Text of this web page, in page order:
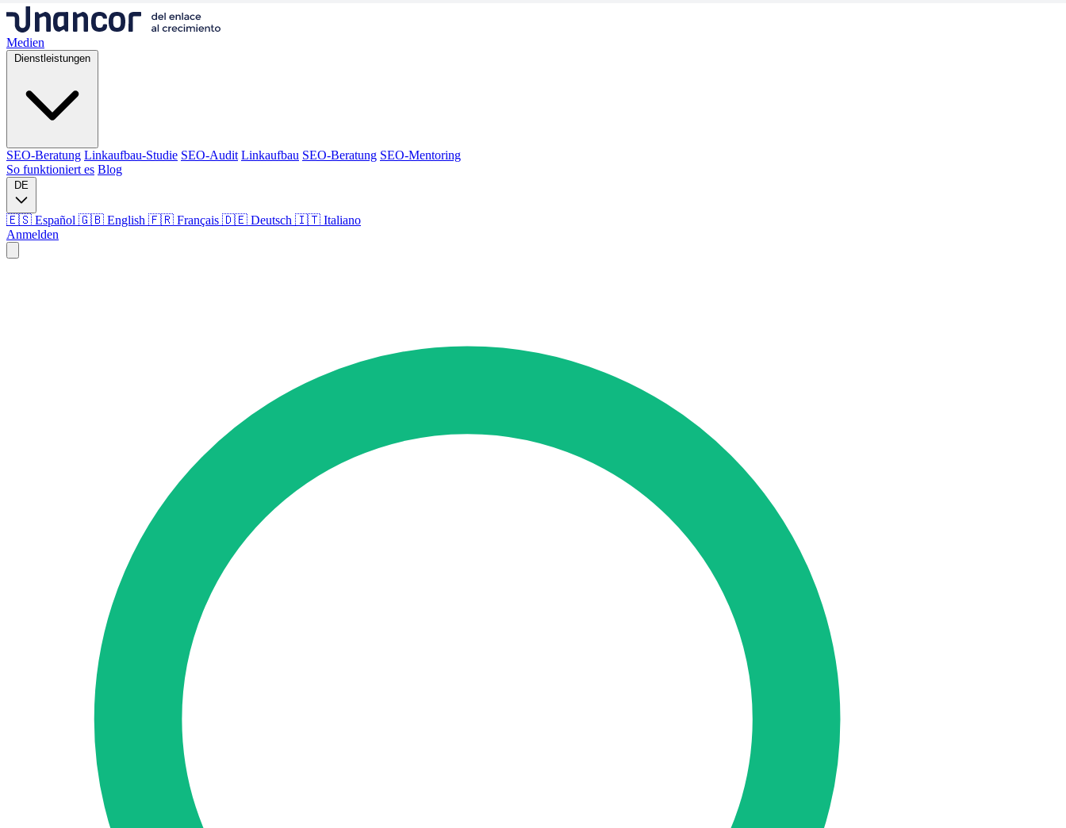
Medien
Dienstleistungen
SEO-Beratung Linkaufbau-Studie SEO-Audit Linkaufbau SEO-Beratung SEO-Mentoring
So funktioniert es Blog
DE
🇪🇸 Español 🇬🇧 English 🇫🇷 Français 🇩🇪 Deutsch 🇮🇹 Italiano
Anmelden
SEO-Beratung
🇮🇹 IT